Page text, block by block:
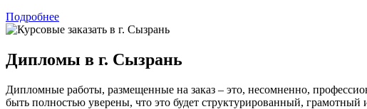
Подробнее
Дипломы в г. Сызрань
Дипломные работы, размещенные на заказ – это, несомненно,
быть полностью уверены, что это будет структурированный, грамотный